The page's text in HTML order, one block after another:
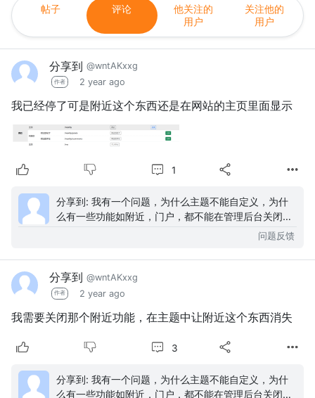
帖子 评论
他关注的
用户
关注他的
用户
分享到 @wntAKxxg
作者 2 year ago
我已经停了可是附近这个东西还是在网站的主页里面显示
1
分享到: 我有一个问题，为什么主题不能自定义，为什
么有一些功能如附近，门户，都不能在管理后台关闭或
开启，这就非常困扰，我一直想关闭这个功能，奈何找
问题反馈
分享到 @wntAKxxg
作者 2 year ago
我需要关闭那个附近功能，在主题中让附近这个东西消失
3
分享到: 我有一个问题，为什么主题不能自定义，为什
么有一些功能如附近，门户，都不能在管理后台关闭或